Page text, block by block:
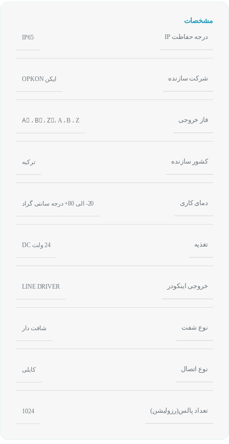
مشخصات
درجه حفاظت IP IP65
شرکت سازنده اپکن OPKON
فاز خروجی Aُ ، Bُ ، Zُ، A ، B ، Z
کشور سازنده ترکیه
دمای کاری 20- الی 80+ درجه سانتی گراد
تغذیه 24 ولت DC
خروجی اینکودر LINE DRIVER
نوع شفت شافت دار
نوع اتصال کابلی
تعداد پالس(رزولیشن) 1024